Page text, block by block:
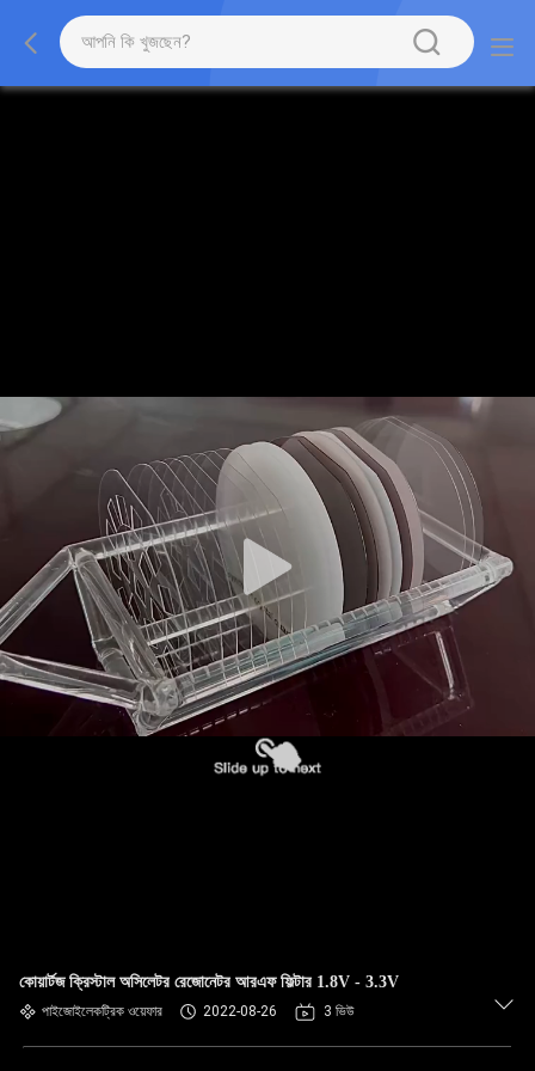
কোয়ার্টজ ক্রিস্টাল অসিলেটর রেজোনেটর আরএফ ফিল্টার 1.8V - 3.3V
পাইজোইলেকট্রিক ওয়েফার 2022-08-26 3 ভিউ